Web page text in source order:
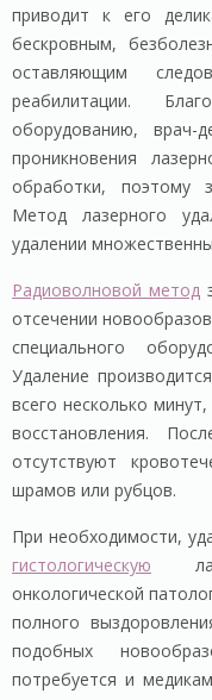
приводит к его
бескровным,
оставляющим
реабилитации.
оборудованию, врач-
проникновения
обработки, поэтому
Метод лазерного
удалении
Радиоволновой метод
отсечении
специального
Удаление
всего несколько
восстановления.
отсутствуют
шрамов или рубцов.
При необходимости,
гистологическую
онкологической
полного
подобных
потребуется и